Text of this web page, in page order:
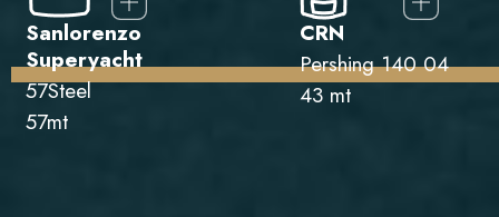
Sanlorenzo
Superyacht
57Steel
57mt
CRN
Pershing 140 04
43 mt